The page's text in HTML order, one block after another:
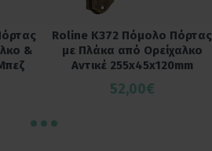
&
Roline Κ372 Πόμολο Πόρτας
με Πλάκα από Ορείχαλκο
Αντικέ 255x45x120mm
52,00€